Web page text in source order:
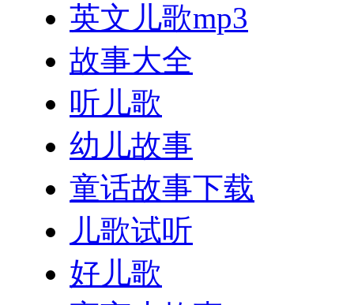
英文儿歌mp3
故事大全
听儿歌
幼儿故事
童话故事下载
儿歌试听
好儿歌